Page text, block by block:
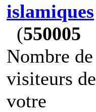
islamiques
(550005
Nombre de
visiteurs de
votre